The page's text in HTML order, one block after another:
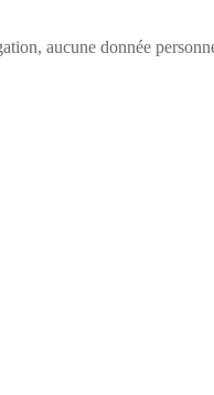
aucune donnée